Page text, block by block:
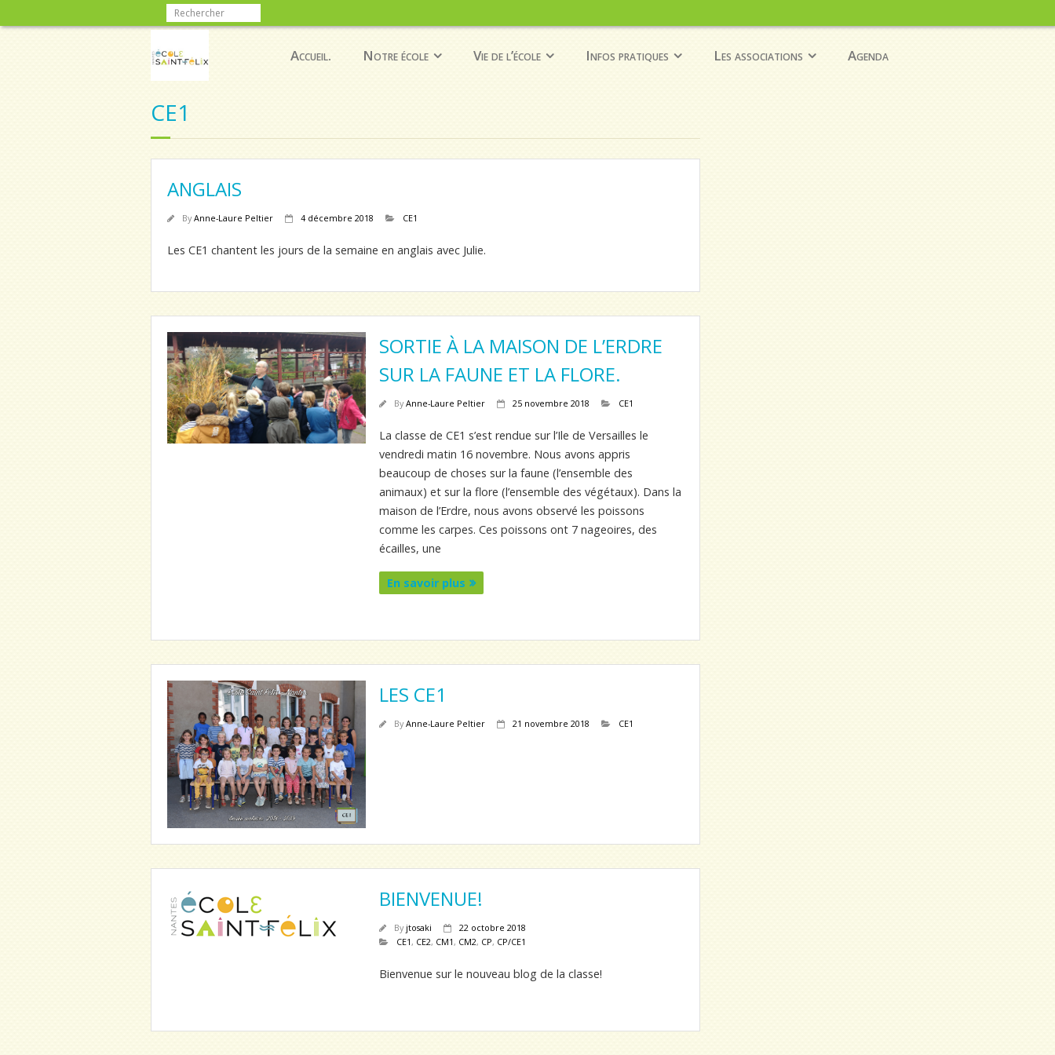
Accueil. Notre école Vie de l’école Infos pratiques Les associations Agenda
CE1
ANGLAIS
ByAnne-Laure Peltier 4 décembre 2018 CE1
Les CE1 chantent les jours de la semaine en anglais avec Julie.
SORTIE À LA MAISON DE L’ERDRE
SUR LA FAUNE ET LA FLORE.
ByAnne-Laure Peltier 25 novembre 2018 CE1
La classe de CE1 s’est rendue sur l’Ile de Versailles le
vendredi matin 16 novembre. Nous avons appris
beaucoup de choses sur la faune (l’ensemble des
animaux) et sur la flore (l’ensemble des végétaux). Dans la
maison de l’Erdre, nous avons observé les poissons
comme les carpes. Ces poissons ont 7 nageoires, des
écailles, une
En savoir plus
LES CE1
ByAnne-Laure Peltier 21 novembre 2018 CE1
BIENVENUE!
By jtosaki
22 octobre 2018
CE1 , CE2, CM1 , CM2, CP, CP/CE1
Bienvenue sur le nouveau blog de la classe!